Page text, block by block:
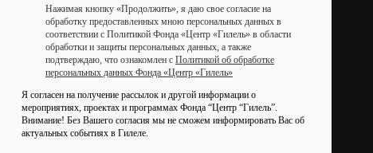
Нажимая кнопку «Продолжить», я даю свое согласие на
обработку предоставленных мною персональных данных в
соответствии с Политикой Фонда «Центр «Гилель» в области
обработки и защиты персональных данных, а также
подтверждаю, что ознакомлен с Политикой об обработке
персональных данных Фонда «Центр «Гилель»
Я согласен на получение рассылок и другой информации о
мероприятиях, проектах и программах Фонда “Центр “Гилель”.
Внимание! Без Вашего согласия мы не сможем информировать Вас об
актуальных событиях в Гилеле.